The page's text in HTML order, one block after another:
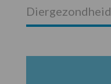
Diergezondheid